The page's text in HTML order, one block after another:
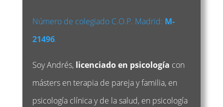
Número de colegiado C.O.P. Madrid: M-
21496.
Soy Andrés, licenciado en psicología con
másters en terapia de pareja y familia, en
psicología clínica y de la salud, en psicología